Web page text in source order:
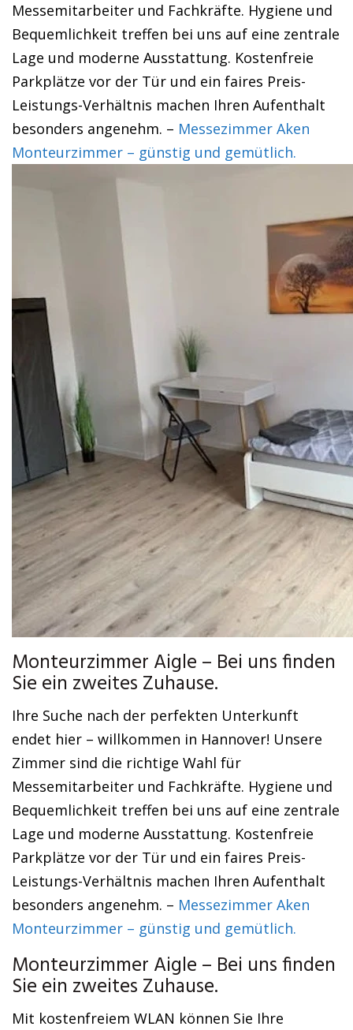
Messemitarbeiter und Fachkräfte. Hygiene und
Bequemlichkeit treffen bei uns auf eine zentrale
Lage und moderne Ausstattung. Kostenfreie
Parkplätze vor der Tür und ein faires Preis-
Leistungs-Verhältnis machen Ihren Aufenthalt
besonders angenehm. – Messezimmer Aken
Monteurzimmer – günstig und gemütlich.
Monteurzimmer Aigle – Bei uns finden
Sie ein zweites Zuhause.
Ihre Suche nach der perfekten Unterkunft
endet hier – willkommen in Hannover! Unsere
Zimmer sind die richtige Wahl für
Messemitarbeiter und Fachkräfte. Hygiene und
Bequemlichkeit treffen bei uns auf eine zentrale
Lage und moderne Ausstattung. Kostenfreie
Parkplätze vor der Tür und ein faires Preis-
Leistungs-Verhältnis machen Ihren Aufenthalt
besonders angenehm. – Messezimmer Aken
Monteurzimmer – günstig und gemütlich.
Monteurzimmer Aigle – Bei uns finden
Sie ein zweites Zuhause.
Mit kostenfreiem WLAN können Sie Ihre